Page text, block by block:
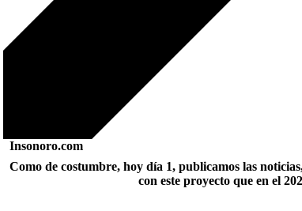
Insonoro.com
Como de costumbre, hoy día 1, publicamos las
con este proyecto que en el